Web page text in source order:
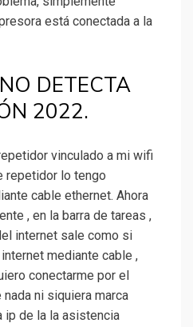
está conectada a la
DETECTA
2022.
vinculado a mi wifi
repetidor lo tengo
cable ethernet. Ahora
, en la barra de tareas ,
internet sale como si
mediante cable ,
conectarme por el
ni siquiera marca
ip de la la asistencia